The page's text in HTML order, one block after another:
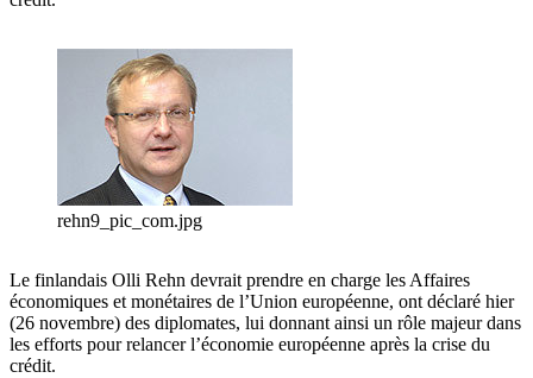
rehn9_pic_com.jpg
Le finlandais Olli Rehn devrait prendre en charge les Affaires
économiques et monétaires de l’Union européenne, ont déclaré hier
(26 novembre) des diplomates, lui donnant ainsi un rôle majeur dans
les efforts pour relancer l’économie européenne après la crise du
crédit.